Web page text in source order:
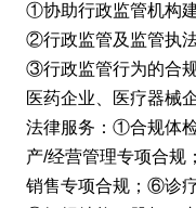
①协助⾏政监管机构
②⾏政监管及监管执
③⾏政监管⾏为的合
医药企业、医疗器械
法律服务：①合规体
产/经营管理专项合
销售专项合规；⑥诊